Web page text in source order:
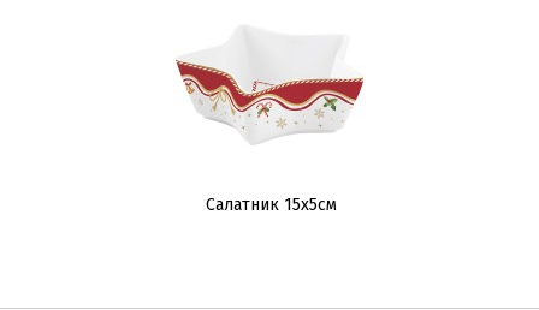
Салатник 15x5см